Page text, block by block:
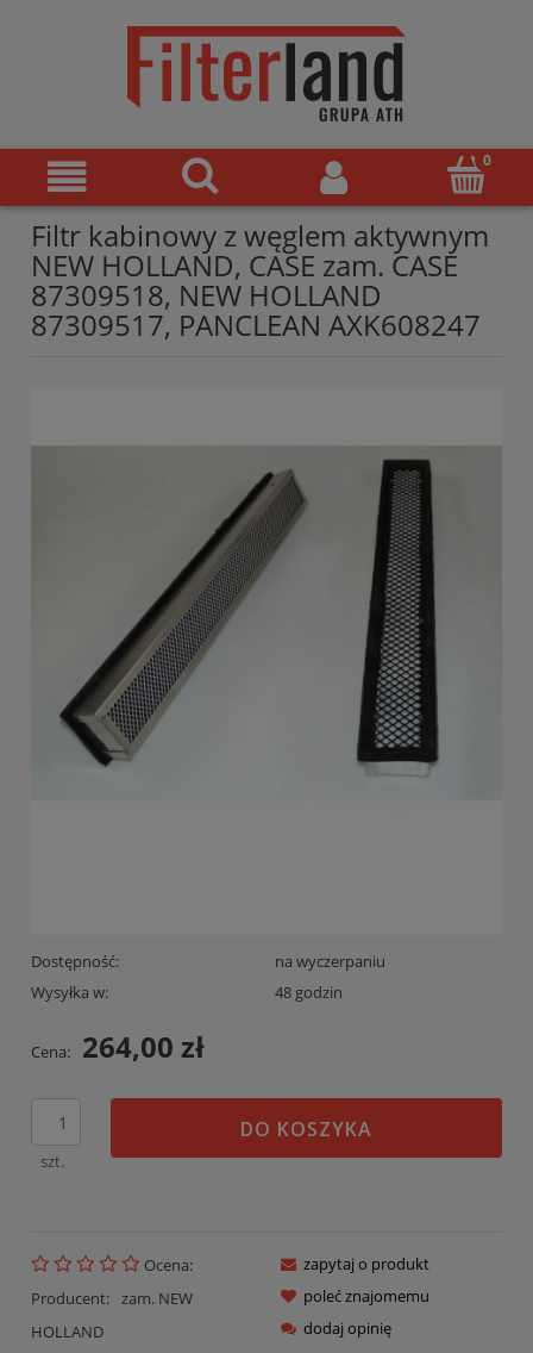
Filtr kabinowy z węglem aktywnym
NEW HOLLAND, CASE zam. CASE
87309518, NEW HOLLAND
87309517, PANCLEAN AXK608247
Dostępność:
na wyczerpaniu
Wysyłka w:
48 godzin
Cena: 264,00 zł
szt.
DO KOSZYKA
Ocena:
Producent: zam. NEW
HOLLAND
zapytaj o produkt
poleć znajomemu
dodaj opinię